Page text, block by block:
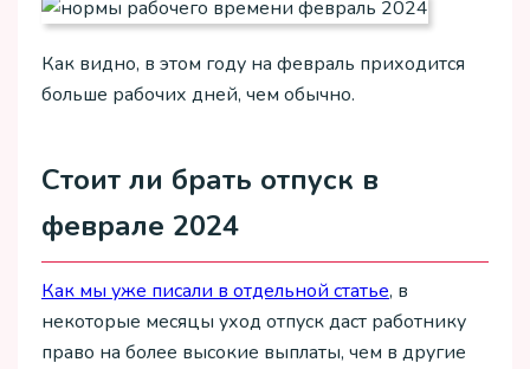
Как видно, в этом году на февраль приходится
больше рабочих дней, чем обычно.
Стоит ли брать отпуск в
феврале 2024
Как мы уже писали в отдельной статье, в
некоторые месяцы уход отпуск даст работнику
право на более высокие выплаты, чем в другие